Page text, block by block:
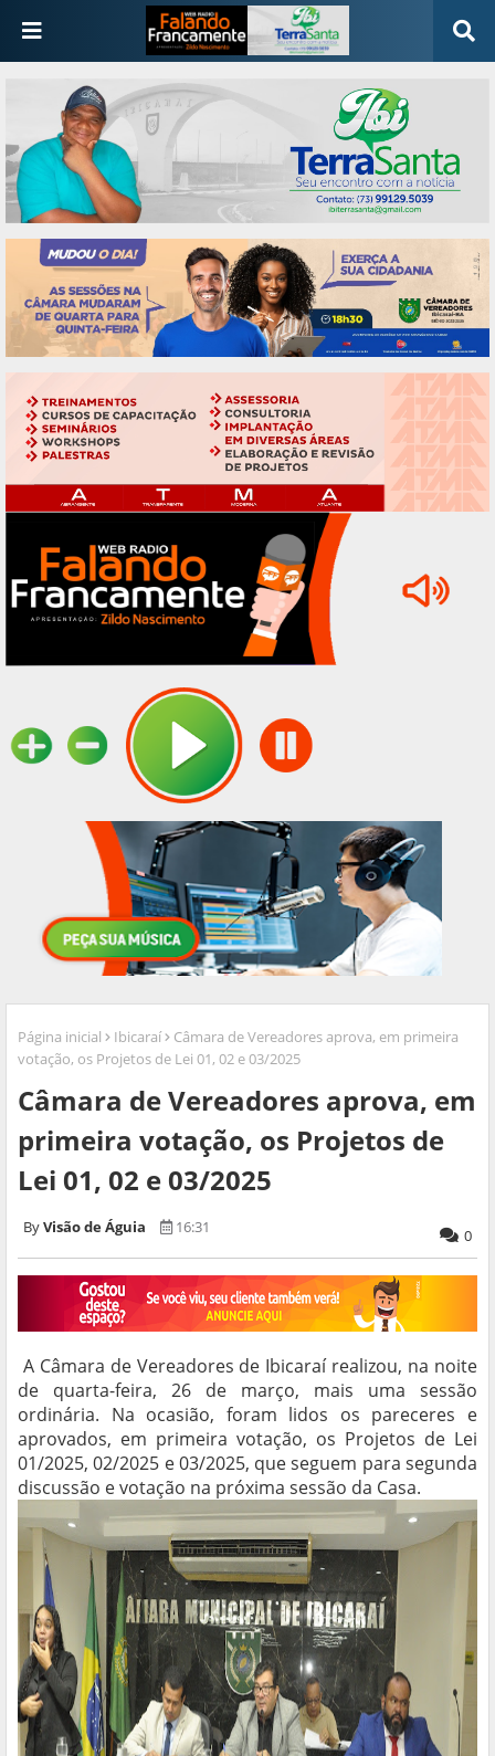
Página inicial Ibicaraí
Câmara de Vereadores aprova, em primeira
votação, os Projetos de Lei 01, 02 e 03/2025
Câmara de Vereadores aprova, em
primeira votação, os Projetos de
Lei 01, 02 e 03/2025
Visão de Águia 16:31 0
A Câmara de Vereadores de Ibicaraí realizou, na noite
de quarta-feira, 26 de março, mais uma sessão
ordinária. Na ocasião, foram lidos os pareceres e
aprovados, em primeira votação, os Projetos de Lei
01/2025, 02/2025 e 03/2025, que seguem para segunda
discussão e votação na próxima sessão da Casa.